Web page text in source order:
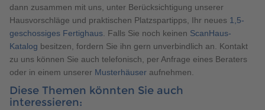
dann zusammen mit uns, unter Berücksichtigung unserer
Hausvorschläge und praktischen Platzspartipps, Ihr neues 1,5-
geschossiges Fertighaus. Falls Sie noch keinen ScanHaus-
Katalog besitzen, fordern Sie ihn gern unverbindlich an. Kontakt
zu uns können Sie auch telefonisch, per Anfrage eines Beraters
oder in einem unserer Musterhäuser aufnehmen.
Diese Themen könnten Sie auch
interessieren: